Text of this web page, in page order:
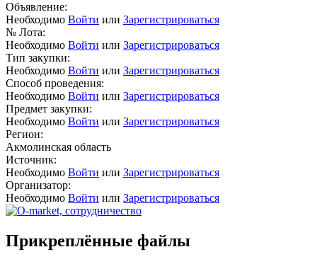
Объявление:
Необходимо Войти или Зарегистрироваться
№ Лота:
Необходимо Войти или Зарегистрироваться
Тип закупки:
Необходимо Войти или Зарегистрироваться
Способ проведения:
Необходимо Войти или Зарегистрироваться
Предмет закупки:
Необходимо Войти или Зарегистрироваться
Регион:
Акмолинская область
Источник:
Необходимо Войти или Зарегистрироваться
Организатор:
Необходимо Войти или Зарегистрироваться
Прикреплённые файлы